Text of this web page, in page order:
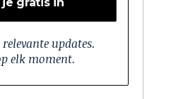
updates.
elk moment.